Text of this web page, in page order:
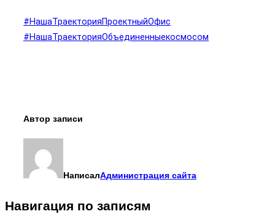
#НашаТраекторияПроектныйОфис
#НашаТраекторияОбъединенныекосмосом
Автор записи
НаписалАдминистрация сайта
Навигация по записям